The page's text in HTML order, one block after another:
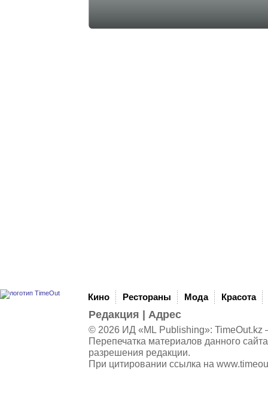
Кино Рестораны Мода Красота
Редакция Адрес
© 2026 ИД «ML Publishing»: TimeOut.kz
Перепечатка материалов данного
разрешения редакции.
При цитировании ссылка на